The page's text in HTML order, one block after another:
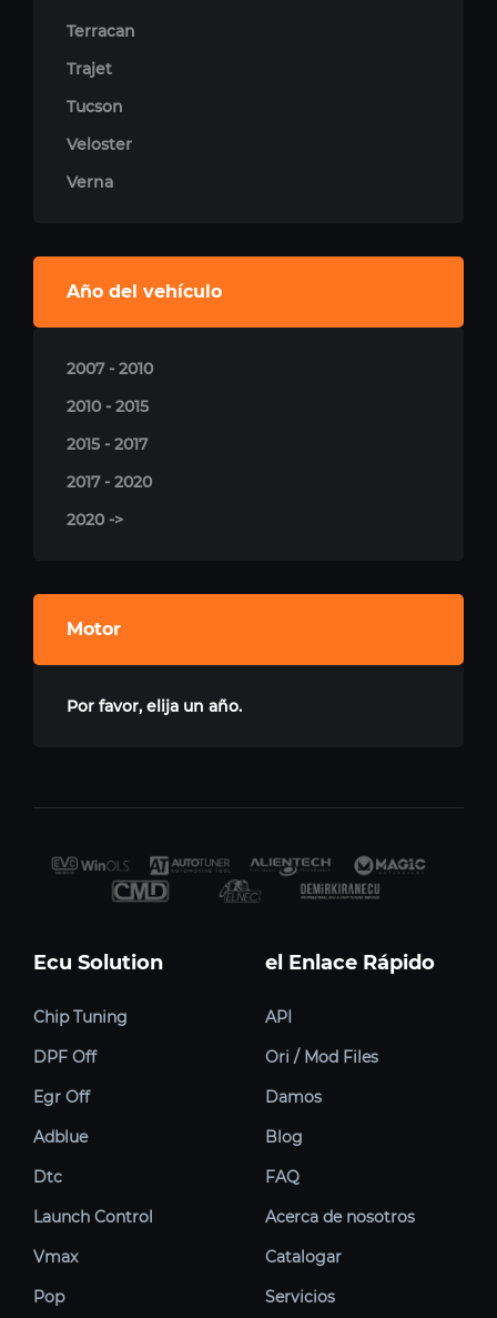
Terracan
Trajet
Tucson
Veloster
Verna
Año del vehículo
2007 - 2010
2010 - 2015
2015 - 2017
2017 - 2020
2020 ->
Motor
Por favor, elija un año.
Ecu Solution
Chip Tuning
DPF Off
Egr Off
Adblue
Dtc
Launch Control
Vmax
Pop
el Enlace Rápido
API
Ori / Mod Files
Damos
Blog
FAQ
Acerca de nosotros
Catalogar
Servicios